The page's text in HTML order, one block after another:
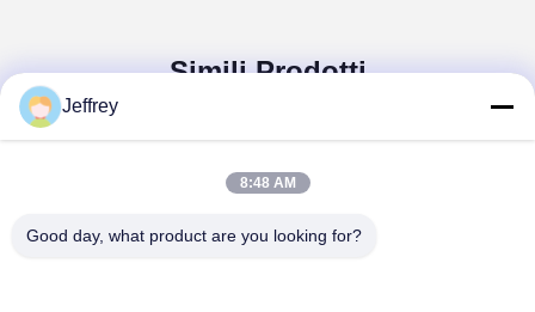
Simili Prodotti
Jeffrey
8:48 AM
Good day, what product are you looking for?